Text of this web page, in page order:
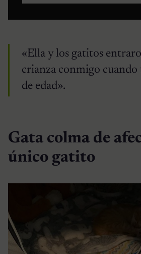
«Ella y los gatitos
crianza conmigo cuando
de edad».
Gata colma de
único gatito